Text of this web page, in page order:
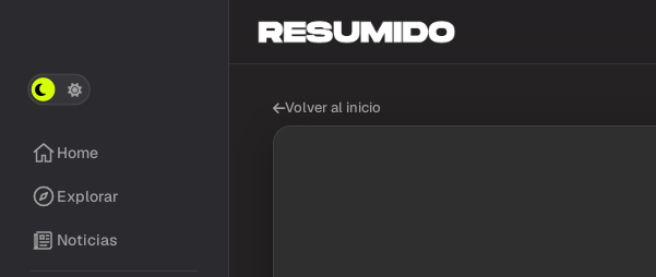
Home
Explorar
Noticias
Volver al inicio